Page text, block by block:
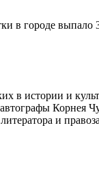
в городе
в истории и
Корнея
и